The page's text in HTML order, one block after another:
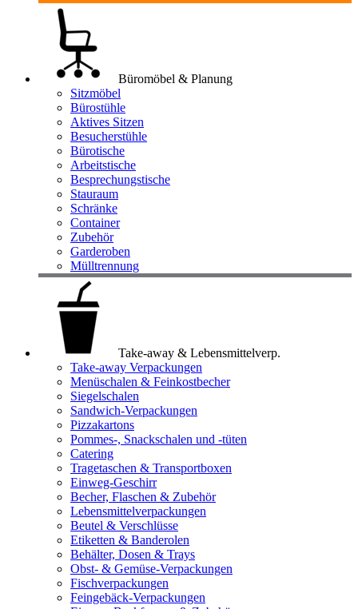
Büromöbel & Planung
Sitzmöbel
Bürostühle
Aktives Sitzen
Besucherstühle
Bürotische
Arbeitstische
Besprechungstische
Stauraum
Schränke
Container
Zubehör
Garderoben
Mülltrennung
Take-away & Lebensmittelverp.
Take-away Verpackungen
Menüschalen & Feinkostbecher
Siegelschalen
Sandwich-Verpackungen
Pizzakartons
Pommes-, Snackschalen und -tüten
Catering
Tragetaschen & Transportboxen
Einweg-Geschirr
Becher, Flaschen & Zubehör
Lebensmittelverpackungen
Beutel & Verschlüsse
Etiketten & Banderolen
Behälter, Dosen & Trays
Obst- & Gemüse-Verpackungen
Fischverpackungen
Feingebäck-Verpackungen